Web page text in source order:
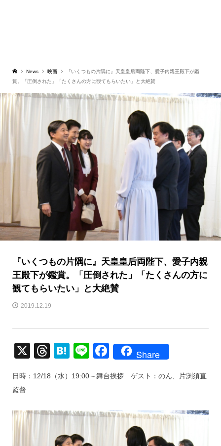
News 映画
『いくつもの片隅に』天皇皇后両陛下、愛子内親王殿下が鑑
賞。「圧倒された」「たくさんの方に観てもらいたい」と大絶賛
『いくつもの片隅に』天皇皇后両陛下、愛子内親
王殿下が鑑賞。「圧倒された」「たくさんの方に
観てもらいたい」と大絶賛
2019.12.19
X
T
e
d
s
H
e
a
Li
e
F
c
b
o
Share
日時：12/18（水）19:00～舞台挨拶 ゲスト：のん、片渕須直
監督